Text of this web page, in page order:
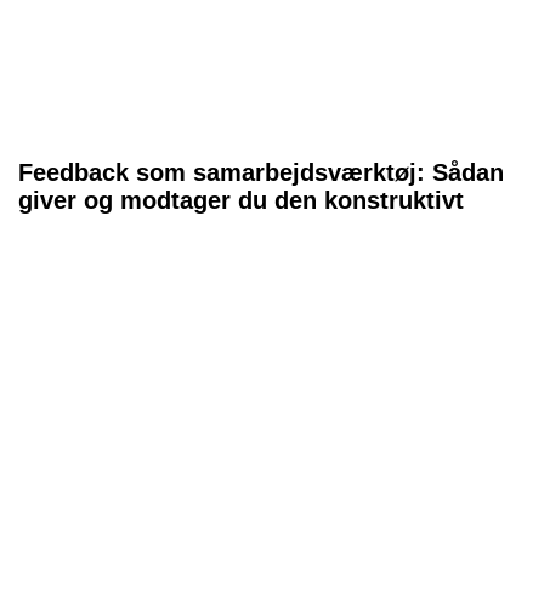
Feedback som samarbejdsværktøj: Sådan
giver og modtager du den konstruktivt